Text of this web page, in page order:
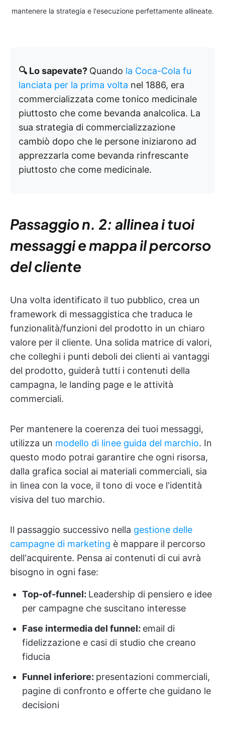
mantenere la strategia e l'esecuzione perfettamente allineate.
🔍 Lo sapevate? Quando la Coca-Cola fu
lanciata per la prima volta nel 1886, era
commercializzata come tonico medicinale
piuttosto che come bevanda analcolica. La
sua strategia di commercializzazione
cambiò dopo che le persone iniziarono ad
apprezzarla come bevanda rinfrescante
piuttosto che come medicinale.
Passaggio n. 2: allinea i tuoi
messaggi e mappa il percorso
del cliente
Una volta identificato il tuo pubblico, crea un
framework di messaggistica che traduca le
funzionalità/funzioni del prodotto in un chiaro
valore per il cliente. Una solida matrice di valori,
che colleghi i punti deboli dei clienti ai vantaggi
del prodotto, guiderà tutti i contenuti della
campagna, le landing page e le attività
commerciali.
Per mantenere la coerenza dei tuoi messaggi,
utilizza un modello di linee guida del marchio. In
questo modo potrai garantire che ogni risorsa,
dalla grafica social ai materiali commerciali, sia
in linea con la voce, il tono di voce e l'identità
visiva del tuo marchio.
Il passaggio successivo nella gestione delle
campagne di marketing è mappare il percorso
dell'acquirente. Pensa ai contenuti di cui avrà
bisogno in ogni fase:
Top-of-funnel: Leadership di pensiero e idee
per campagne che suscitano interesse
Fase intermedia del funnel: email di
fidelizzazione e casi di studio che creano
fiducia
Funnel inferiore: presentazioni commerciali,
pagine di confronto e offerte che guidano le
decisioni